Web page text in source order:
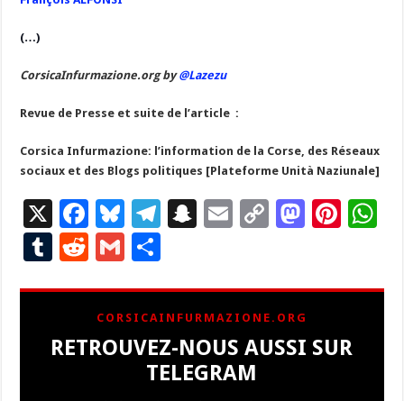
(…)
CorsicaInfurmazione.org by@Lazezu
Revue de Presse et suite de l’article :
Corsica Infurmazione: l’information de la Corse, des Réseaux
sociaux et des Blogs politiques [Plateforme Unità Naziunale]
X
F
ac
e
b
o
o
Bl
u
es
ky
T
gr
a
m
S
p
c
h
at
E
l
C
y
Li
n
M
d
n
Pi
es
T
bl
r
R
d
di
t
G
ai
l
ta
g
er
CORSICAINFURMAZIONE.ORG
RETROUVEZ-NOUS AUSSI SUR
TELEGRAM